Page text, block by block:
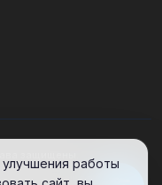
защищены.
площадку для
улучшения работы